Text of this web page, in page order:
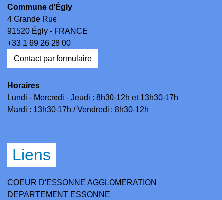
Commune d'Égly
4 Grande Rue
91520 Égly - FRANCE
+33 1 69 26 28 00
Contact par formulaire
Horaires
Lundi - Mercredi - Jeudi : 8h30-12h et 13h30-17h
Mardi : 13h30-17h / Vendredi : 8h30-12h
Liens
COEUR D'ESSONNE AGGLOMERATION
DEPARTEMENT ESSONNE